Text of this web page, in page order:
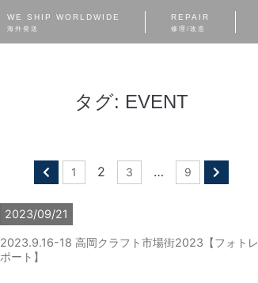
WE SHIP WORLDWIDE
海外発送
REPAIR
修理/改造
タグ: EVENT
1 2 3 … 9
2023/09/21
2023.9.16-18 高岡クラフト市場街2023【フォトレ
ポート】